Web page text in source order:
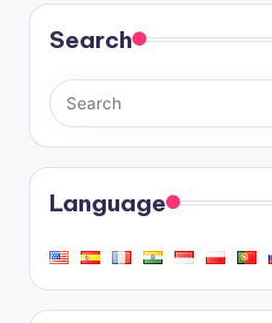
Search
Language